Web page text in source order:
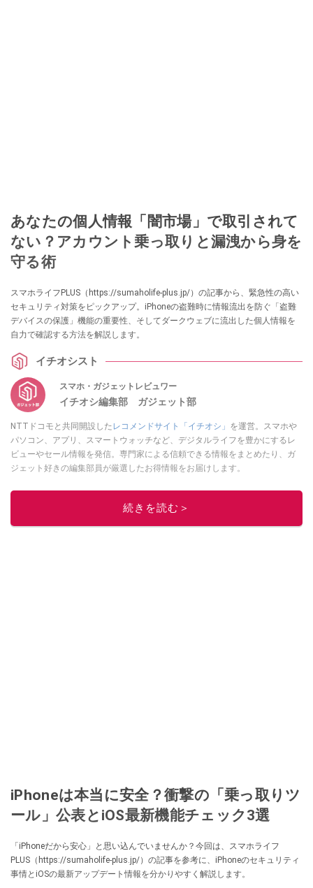
あなたの個人情報「闇市場」で取引されて
ない？アカウント乗っ取りと漏洩から身を
守る術
スマホライフPLUS（https://sumaholife-plus.jp/）の記事から、緊急性の高い
セキュリティ対策をピックアップ。iPhoneの盗難時に情報流出を防ぐ「盗難
デバイスの保護」機能の重要性、そしてダークウェブに流出した個人情報を
自力で確認する方法を解説します。
イチオシスト
スマホ・ガジェットレビュワー
イチオシ編集部 ガジェット部
NTTドコモと共同開設した レコメンドサイト「イチオシ」 を運営。スマホや
パソコン、アプリ、スマートウォッチなど、デジタルライフを豊かにするレ
ビューやセール情報を発信。専門家による信頼できる情報をまとめたり、ガ
ジェット好きの編集部員が厳選したお得情報をお届けします。
このイチオシストの他の記事を読む
続きを読む＞
iPhoneは本当に安全？衝撃の「乗っ取りツ
ール」公表とiOS最新機能チェック3選
「iPhoneだから安心」と思い込んでいませんか？今回は、スマホライフ
PLUS（https://sumaholife-plus.jp/）の記事を参考に、iPhoneのセキュリティ
事情とiOSの最新アップデート情報を分かりやすく解説します。